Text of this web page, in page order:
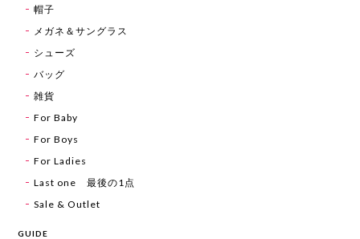
帽子
メガネ＆サングラス
シューズ
バッグ
雑貨
For Baby
For Boys
For Ladies
Last one 最後の1点
Sale & Outlet
GUIDE